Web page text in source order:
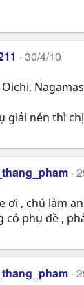
30/4/10
giải nén thì
ơi , chú làm
có phụ đề ,